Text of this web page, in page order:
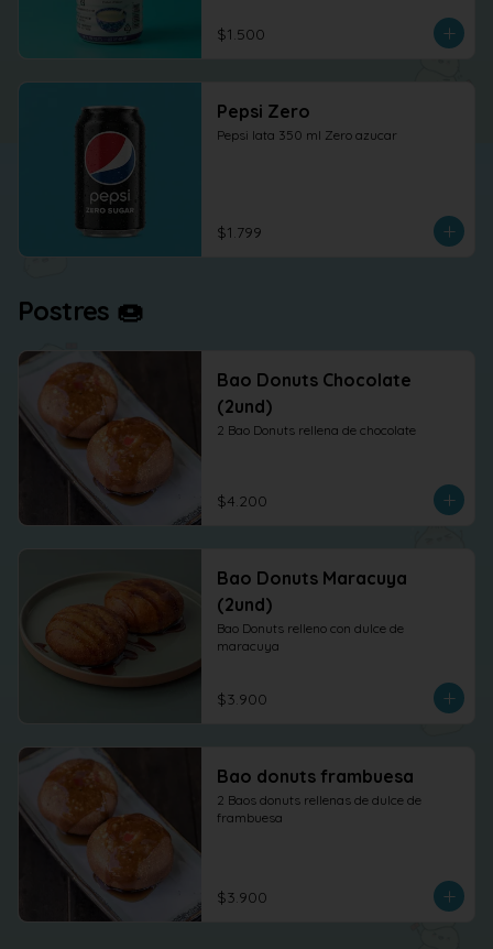
$1.500
Pepsi Zero
Pepsi lata 350 ml Zero azucar
$1.799
Postres 🍩
Bao Donuts Chocolate
(2und)
2 Bao Donuts rellena de chocolate
$4.200
Bao Donuts Maracuya
(2und)
Bao Donuts relleno con dulce de
maracuya
$3.900
Bao donuts frambuesa
2 Baos donuts rellenas de dulce de
frambuesa
$3.900